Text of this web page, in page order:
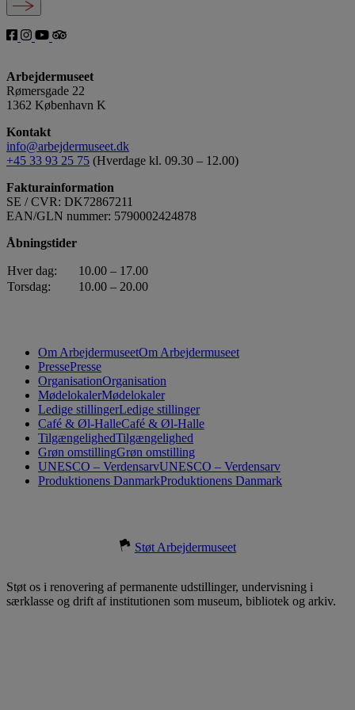
Arbejdermuseet
Rømersgade 22
1362 København K
Kontakt
info@arbejdermuseet.dk
+45 33 93 25 75 (Hverdage kl. 09.30 – 12.00)
Fakturainformation
SE / CVR: DK72867211
EAN/GLN nummer: 5790002424878
Åbningstider
Hver dag:
10.00 – 17.00
Torsdag:
10.00 – 20.00
Om ArbejdermuseetOm Arbejdermuseet
PressePresse
OrganisationOrganisation
MødelokalerMødelokaler
Ledige stillingerLedige stillinger
Café & Øl-HalleCafé & Øl-Halle
TilgængelighedTilgængelighed
Grøn omstillingGrøn omstilling
UNESCO – VerdensarvUNESCO – Verdensarv
Produktionens DanmarkProduktionens Danmark
Støt Arbejdermuseet
Støt os i renovering af permanente udstillinger, undervisning i
særklasse og drift af institutionen som museum, bibliotek og arkiv.